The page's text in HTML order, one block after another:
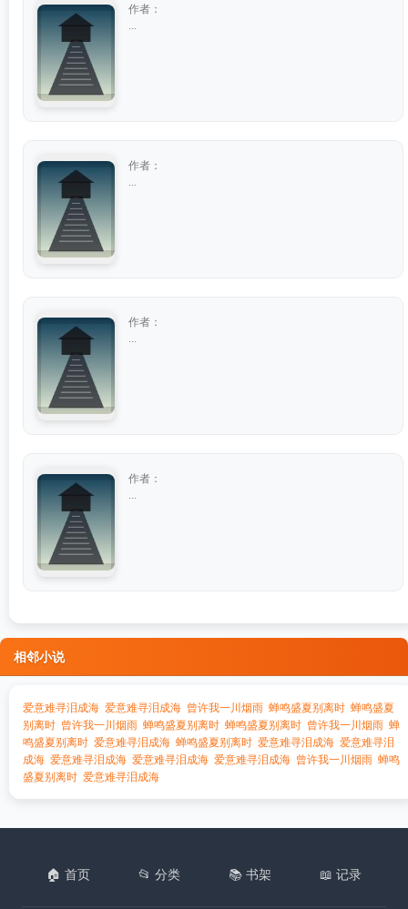
作者：
作者：
作者：
作者：
相邻小说
爱意难寻泪成海 爱意难寻泪成海 曾许我一川烟雨 蝉鸣盛夏别离时 蝉鸣盛夏
别离时 曾许我一川烟雨 蝉鸣盛夏别离时 蝉鸣盛夏别离时 曾许我一川烟雨 蝉
鸣盛夏别离时 爱意难寻泪成海 蝉鸣盛夏别离时 爱意难寻泪成海 爱意难寻泪
成海 爱意难寻泪成海 爱意难寻泪成海 爱意难寻泪成海 曾许我一川烟雨 蝉鸣
盛夏别离时 爱意难寻泪成海
🏠 首页 📂 分类 📚 书架 📖 记录